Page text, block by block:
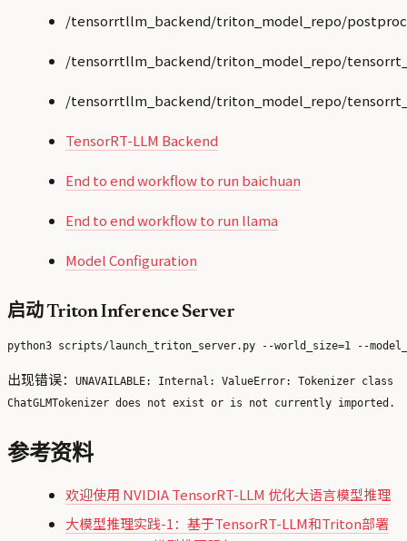
/tensorrtllm_backend/triton_model_repo/
/tensorrtllm_backend/triton_model_repo/
/tensorrtllm_backend/triton_model_repo/
TensorRT-LLM Backend
End to end workflow to run baichuan
End to end workflow to run llama
Model Configuration
启动 Triton Inference Server
出现错误：
UNAVAILABLE: Internal: ValueError: Tokenizer class
ChatGLMTokenizer does not exist or is not currently imported.
参考资料
欢迎使用 NVIDIA TensorRT-LLM 优化大语言模型推理
大模型推理实践-1：基于TensorRT-LLM和Triton部署